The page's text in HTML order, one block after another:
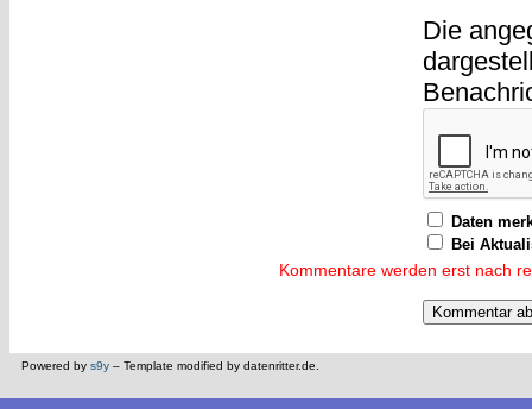
Die
Daten
Bei
Kommentare werden erst nach
Powered by s9y – Template modified by datenritter.de.